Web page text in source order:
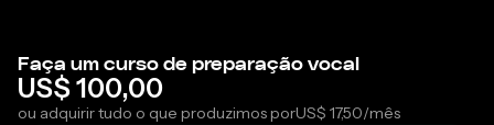
Faça um curso de preparação vocal
US$ 100,00
ou adquirir tudo o que produzimos porUS$ 17,50/mês